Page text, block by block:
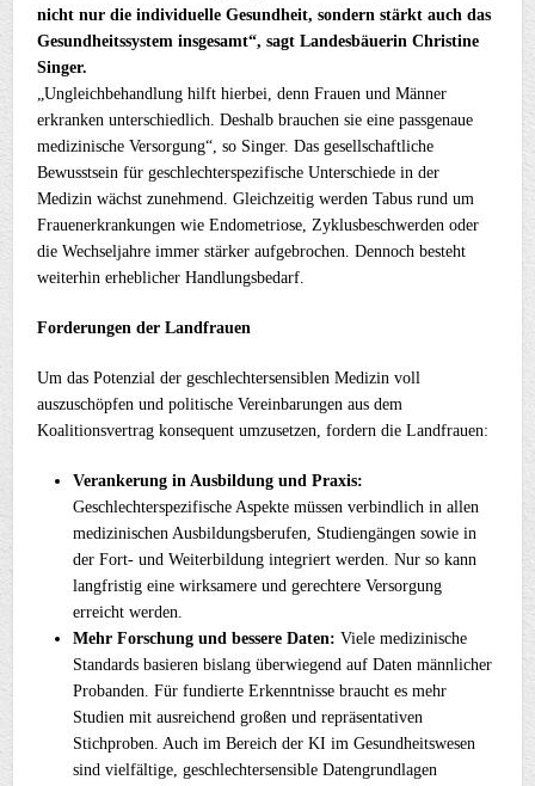
nicht nur die individuelle Gesundheit, sondern stärkt auch das
Gesundheitssystem insgesamt“, sagt Landesbäuerin Christine
Singer.
„Ungleichbehandlung hilft hierbei, denn Frauen und Männer
erkranken unterschiedlich. Deshalb brauchen sie eine passgenaue
medizinische Versorgung“, so Singer. Das gesellschaftliche
Bewusstsein für geschlechterspezifische Unterschiede in der
Medizin wächst zunehmend. Gleichzeitig werden Tabus rund um
Frauenerkrankungen wie Endometriose, Zyklusbeschwerden oder
die Wechseljahre immer stärker aufgebrochen. Dennoch besteht
weiterhin erheblicher Handlungsbedarf.
Forderungen der Landfrauen
Um das Potenzial der geschlechtersensiblen Medizin voll
auszuschöpfen und politische Vereinbarungen aus dem
Koalitionsvertrag konsequent umzusetzen, fordern die Landfrauen:
Verankerung in Ausbildung und Praxis:
Geschlechterspezifische Aspekte müssen verbindlich in allen
medizinischen Ausbildungsberufen, Studiengängen sowie in
der Fort- und Weiterbildung integriert werden. Nur so kann
langfristig eine wirksamere und gerechtere Versorgung
erreicht werden.
Mehr Forschung und bessere Daten: Viele medizinische
Standards basieren bislang überwiegend auf Daten männlicher
Probanden. Für fundierte Erkenntnisse braucht es mehr
Studien mit ausreichend großen und repräsentativen
Stichproben. Auch im Bereich der KI im Gesundheitswesen
sind vielfältige, geschlechtersensible Datengrundlagen